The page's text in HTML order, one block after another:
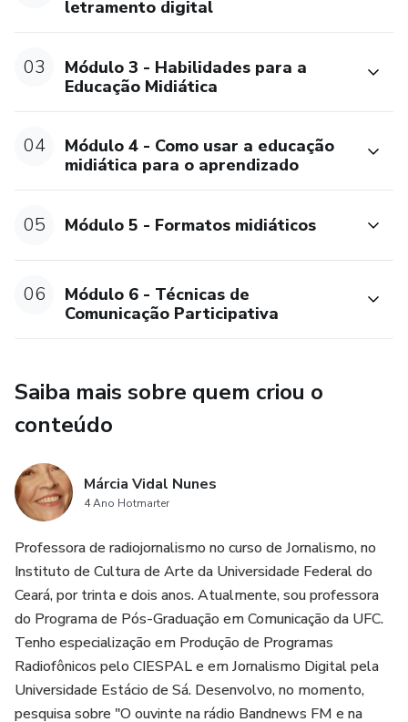
horas ao meio-dia. Os inscritos receberão os links de
acesso por email após realizar a inscrição.
letramento digital
03
Módulo 3 - Habilidades para a
Educação Midiática
04
Módulo 4 - Como usar a educação
midiática para o aprendizado
05 Módulo 5 - Formatos midiáticos
06
Módulo 6 - Técnicas de
Comunicação Participativa
Saiba mais sobre quem criou o
conteúdo
Márcia Vidal Nunes
4 Ano Hotmarter
Professora de radiojornalismo no curso de Jornalismo, no
Instituto de Cultura de Arte da Universidade Federal do
Ceará, por trinta e dois anos. Atualmente, sou professora
do Programa de Pós-Graduação em Comunicação da UFC.
Tenho especialização em Produção de Programas
Radiofônicos pelo CIESPAL e em Jornalismo Digital pela
Universidade Estácio de Sá. Desenvolvo, no momento,
pesquisa sobre "O ouvinte na rádio Bandnews FM e na